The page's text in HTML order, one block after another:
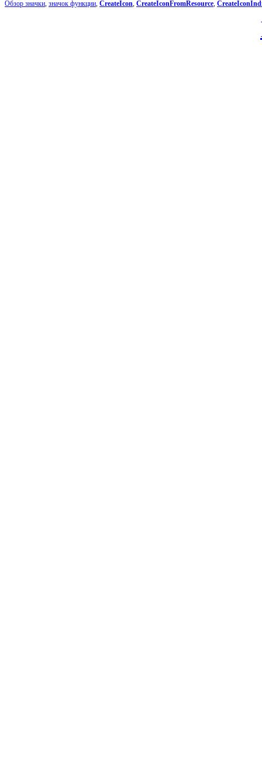
Обзор значки, значок функции, CreateIcon, CreateIconFromResource,